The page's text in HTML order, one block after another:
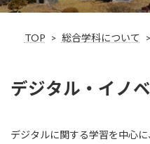
TOP 総合学科について
デジタル・イノ
デジタルに関する学習を中心